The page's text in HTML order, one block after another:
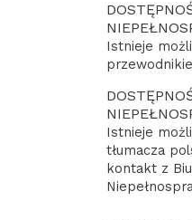
Istnieje
Istnieje
tłumacza
kontakt z